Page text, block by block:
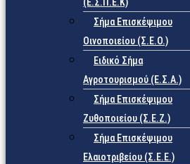
Σήμα Επισκέψιμου
Οινοποιείου (Σ.Ε.Ο.)
Ειδικό Σήμα
Αγροτουρισμού (Ε.Σ.Α.)
Σήμα Επισκέψιμου
Ζυθοποιείου (Σ.Ε.Ζ.)
Σήμα Επισκέψιμου
Ελαιοτριβείου (Σ.Ε.Ε.)